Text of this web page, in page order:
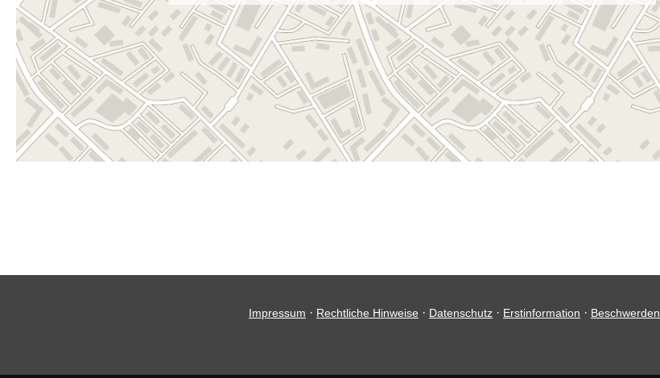
Impressum · Rechtliche Hinweise · Datenschutz · Erstinformation · Beschwerden